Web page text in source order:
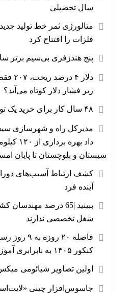
سال تحصیلی
متالورژی ثمر خط تولید جدید
فلزات را افتتاح کرد
پنج هندزفری بی‌سیم برتر سال
زیر فشار دلار کوتاه می‌آید؟
۴۸ سال کار برای خرید یک تویوتا کمری
مدیرکل راه و شهرسازی
داد بهره
سیستان و بلوچستان تا پایان
کشف ارتباط آسیب‌های
آینده فرد
ببینید |65 درصد
شغل تخصصی ندارند
فاصله ۲۰
کنکور ۱۴۰۵ به نابرابری آموزشی
اولین تصاویر شیائومی میکس فولد ۵
جاسوس‌افزار چینی